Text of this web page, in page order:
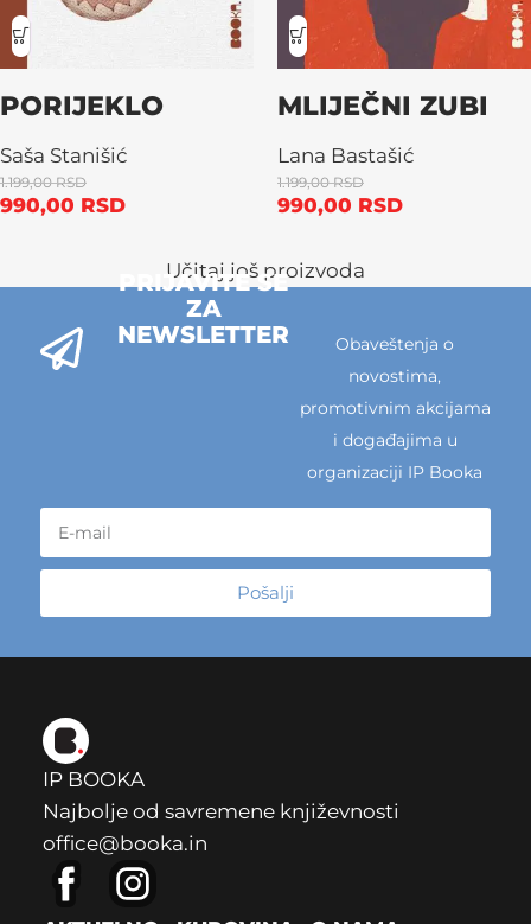
PORIJEKLO
Saša Stanišić
1.199,00RSD
990,00 RSD
MLIJEČNI ZUBI
Lana Bastašić
1.199,00RSD
990,00 RSD
Učitaj još proizvoda
PRIJAVITE SE
ZA
NEWSLETTER
Obaveštenja o
novostima,
promotivnim akcijama
i događajima u
organizaciji IP Booka
Pošalji
IP BOOKA
Najbolje od savremene književnosti
office@booka.in